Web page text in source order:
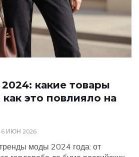
какие товары
это повлияло на
6 ИЮН 2026
моды 2024 года: от